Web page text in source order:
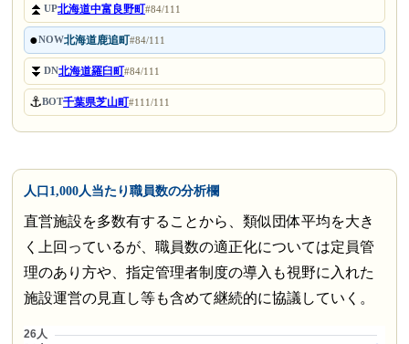
⏫UP北海道中富良野町#84/111
●NOW北海道鹿追町#84/111
⏬DN北海道羅臼町#84/111
⚓BOT千葉県芝山町#111/111
人口1,000人当たり職員数の分析欄
直営施設を多数有することから、類似団体平均を大き
く上回っているが、職員数の適正化については定員管
理のあり方や、指定管理者制度の導入も視野に入れた
施設運営の見直し等も含めて継続的に協議していく。